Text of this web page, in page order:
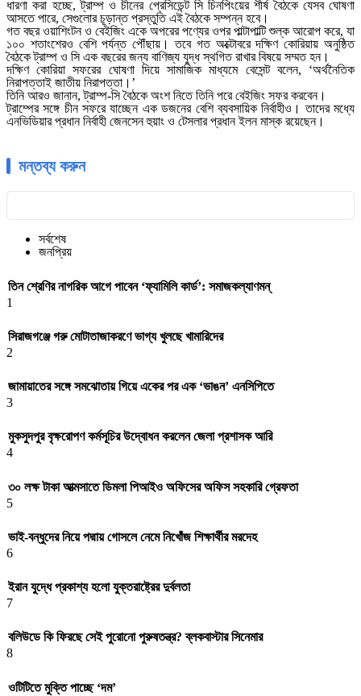
ধারণা করা হচ্ছে, ট্রাম্প ও চীনের প্রেসিডেন্ট সি চিনপিংয়ের শীর্ষ বৈঠকে যেসব ঘোষণা
আসতে পারে, সেগুলোর চূড়ান্ত প্রস্তুতি এই বৈঠকে সম্পন্ন হবে।
গত বছর ওয়াশিংটন ও বেইজিং একে অপরের পণ্যের ওপর পাল্টাপাল্টি শুল্ক আরোপ করে, যা
১০০ শতাংশেরও বেশি পর্যন্ত পৌঁছায়। তবে গত অক্টোবরে দক্ষিণ কোরিয়ায় অনুষ্ঠিত
বৈঠকে ট্রাম্প ও সি এক বছরের জন্য বাণিজ্য যুদ্ধ স্থগিত রাখার বিষয়ে সম্মত হন।
দক্ষিণ কোরিয়া সফরের ঘোষণা দিয়ে সামাজিক মাধ্যমে বেসেন্ট বলেন, ‘অর্থনৈতিক
নিরাপত্তাই জাতীয় নিরাপত্তা।’
তিনি আরও জানান, ট্রাম্প-সি বৈঠকে অংশ নিতে তিনি পরে বেইজিং সফর করবেন।
ট্রাম্পের সঙ্গে চীন সফরে যাচ্ছেন এক ডজনের বেশি ব্যবসায়িক নির্বাহীও। তাদের মধ্যে
এনভিডিয়ার প্রধান নির্বাহী জেনসেন হুয়াং ও টেসলার প্রধান ইলন মাস্ক রয়েছেন।
মন্তব্য করুন
সর্বশেষ
জনপ্রিয়
তিন শ্রেণির নাগরিক আগে পাবেন ‘ফ্যামিলি কার্ড’: সমাজকল্যাণমন্
1
সিরাজগঞ্জে গরু মোটাতাজাকরণে ভাগ্য খুলছে খামারিদের
2
জামায়াতের সঙ্গে সমঝোতায় গিয়ে একের পর এক ‘ভাঙন’ এনসিপিতে
3
মুকসুদপুর বৃক্ষরোপণ কর্মসূচির উদ্বোধন করলেন জেলা প্রশাসক আরি
4
৩০ লক্ষ টাকা আত্মসাতে ডিমলা পিআইও অফিসের অফিস সহকারি গ্রেফতা
5
ভাই-বন্ধুদের নিয়ে পদ্মায় গোসলে নেমে নিখোঁজ শিক্ষার্থীর মরদেহ
6
ইরান যুদ্ধে প্রকাশ্য হলো যুক্তরাষ্ট্রের দুর্বলতা
7
বলিউডে কি ফিরছে সেই পুরোনো পুরুষতন্ত্র? ব্লকবাস্টার সিনেমার
8
ওটিটিতে মুক্তি পাচ্ছে ‘দম’